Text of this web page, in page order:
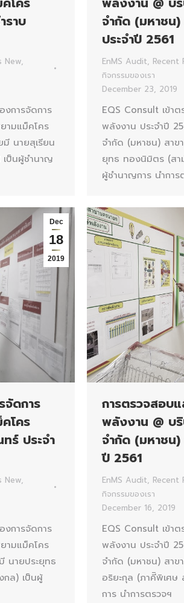
ราบ
New,
งการจัดการ
มแม็คโคร
มี นายสุเรียน
เป็นผู้ชำนาญ
จำกัด (มหาชน
ประจำปี 2561
EnMS Audit, Recent
กิจกรรมของเรา
December 23, 2019
EQS Consult เข้า
พลังงาน ประจำปี
จำกัด (มหาชน) สา
ยุทธ ทองนิมิตร (สา
ผู้ชำนาญการ นำการ
Dec
18
2019
จัดการ
โคร
ร์ ประจำ
New,
งการจัดการ
มแม็คโคร
นายประยุทธ
กล) เป็นผู้
การตรวจสอบ
พลังงาน @ บ
จำกัด (มหาชน)
ปี 2561
EnMS Audit, Recent
กิจกรรมของเรา
December 16, 2019
EQS Consult เข้า
พลังงาน ประจำปี
จำกัด (มหาชน) สาข
อริยะกุล (ภาคีิพิเศษ
การ นำการตรวจฯ